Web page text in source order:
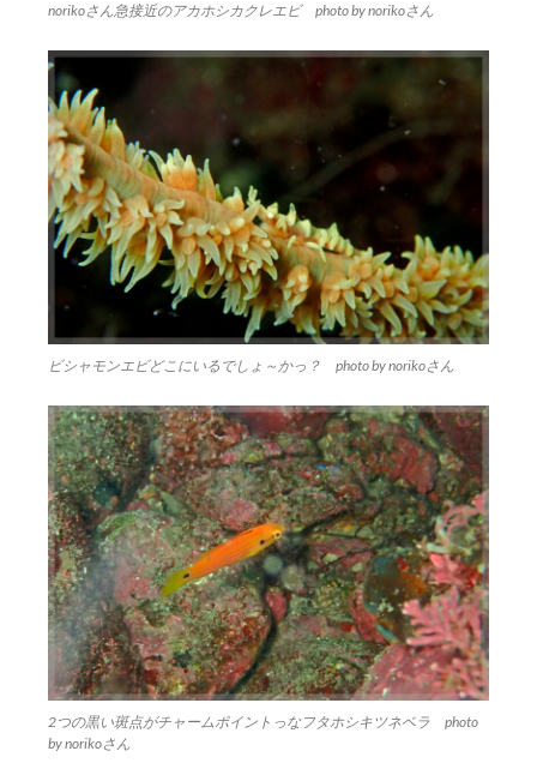
norikoさん急接近のアカホシカクレエビ photo by norikoさん
ビシャモンエビどこにいるでしょ～かっ？ photo by norikoさん
2つの黒い斑点がチャームポイントっなフタホシキツネベラ photo
by norikoさん